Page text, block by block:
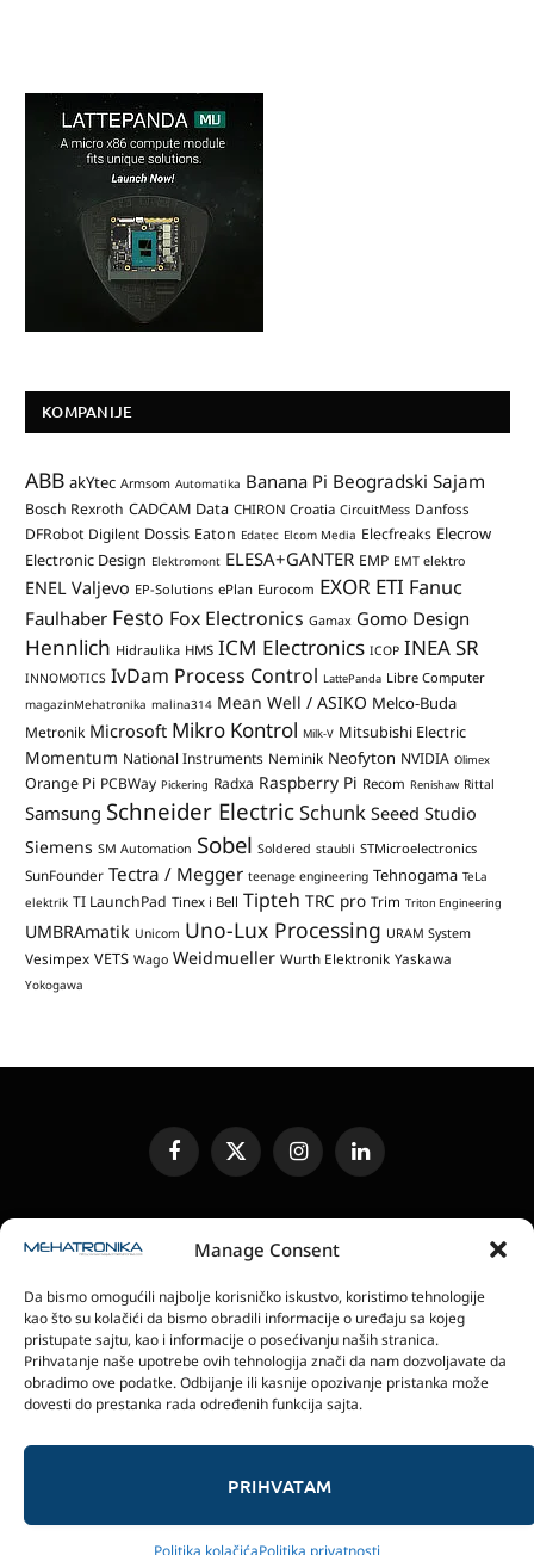
Manage Consent
Da bismo omogućili najbolje korisničko iskustvo, koristimo tehnologije
kao što su kolačići da bismo obradili informacije o uređaju sa kojeg
pristupate sajtu, kao i informacije o posećivanju naših stranica.
Prihvatanje naše upotrebe ovih tehnologija znači da nam dozvoljavate da
obradimo ove podatke. Odbijanje ili kasnije opozivanje pristanka može
dovesti do prestanka rada određenih funkcija sajta.
PRIHVATAM
Politika kolačićaPolitika privatnosti
KOMPANIJE
ABB akYtec Armsom Automatika Banana Pi Beogradski Sajam
Bosch Rexroth CADCAM Data CHIRON Croatia CircuitMess Danfoss
DFRobot Digilent Dossis Eaton Edatec Elcom Media Elecfreaks Elecrow
Electronic Design Elektromont ELESA+GANTER EMP EMT elektro
ENEL Valjevo EP-Solutions ePlan Eurocom EXOR ETI Fanuc
Faulhaber Festo Fox Electronics Gamax Gomo Design
Hennlich Hidraulika HMS ICM Electronics ICOP INEA SR
INNOMOTICS IvDam Process Control LattePanda Libre Computer
magazinMehatronika malina314 Mean Well / ASIKO Melco-Buda
Metronik Microsoft Mikro Kontrol Milk-V Mitsubishi Electric
Momentum National Instruments Neminik Neofyton NVIDIA Olimex
Orange Pi PCBWay Pickering Radxa Raspberry Pi Recom Renishaw Rittal
Samsung Schneider ElectricSchunk Seeed Studio
Siemens SM Automation Sobel Soldered staubli STMicroelectronics
SunFounder Tectra / Megger teenage engineering Tehnogama TeLa
elektrik TI LaunchPad Tinex i Bell Tipteh TRC pro Trim Triton Engineering
UMBRAmatik Unicom Uno-Lux Processing URAM System
Vesimpex VETS Wago Weidmueller Wurth Elektronik Yaskawa
Yokogawa
FacebookX
(Twitter)
InstagramLinkedIn
SLANJE JEDINICA ZA RECENZIJU
ELEKTRONSKA IZDANJA
POLITIKA PRIVATNOSTI
POLITIKA KOLAČIĆA
magazin Mehatronika - Agencija “Gomo Design”
Stanoja Glavaša 37, 26300 Vršac, Serbia
© 2026 magazin Mehatronika by Gomo Design.